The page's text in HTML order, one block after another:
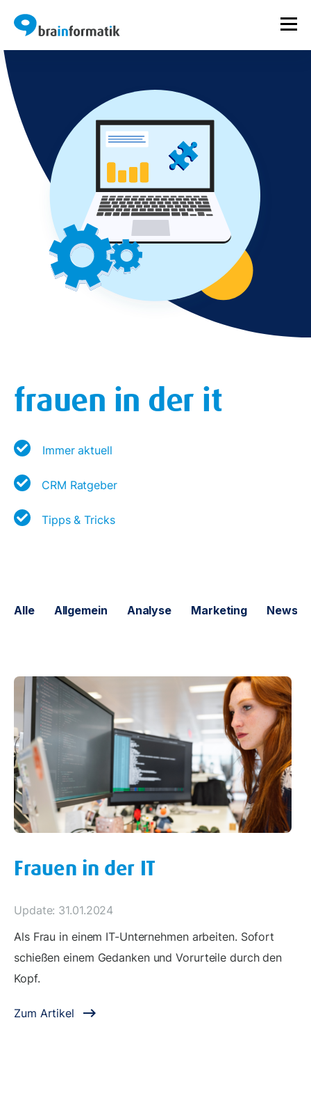
frauen in der it
Immer aktuell
CRM Ratgeber
Tipps & Tricks
Alle Allgemein Analyse Marketing News
Frauen in der IT
Update: 31.01.2024
Als Frau in einem IT-Unternehmen arbeiten. Sofort
schießen einem Gedanken und Vorurteile durch den
Kopf.
Zum Artikel